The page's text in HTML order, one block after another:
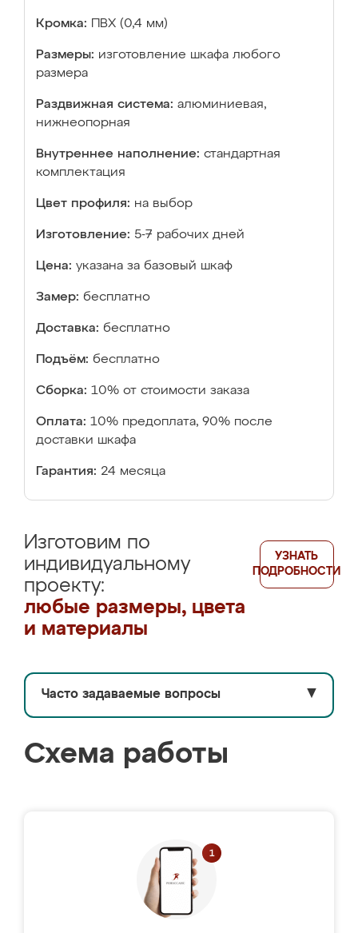
Кромка: ПВХ (0,4 мм)
Размеры: изготовление шкафа любого
размера
Раздвижная система: алюминиевая,
нижнеопорная
Внутреннее наполнение: стандартная
комплектация
Цвет профиля: на выбор
Изготовление: 5-7 рабочих дней
Цена: указана за базовый шкаф
Замер: бесплатно
Доставка: бесплатно
Подъём: бесплатно
Сборка: 10% от стоимости заказа
Оплата: 10% предоплата, 90% после
доставки шкафа
Гарантия: 24 месяца
Изготовим по
индивидуальному
проекту:
любые размеры, цвета
и материалы
УЗНАТЬ
ПОДРОБНОСТИ
Часто задаваемые вопросы ▼
Схема работы